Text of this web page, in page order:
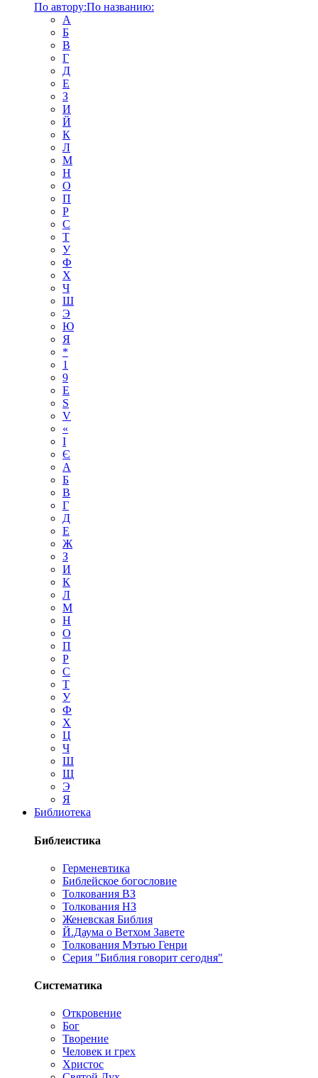
По автору:По названию:
А
Б
В
Г
Д
Е
З
И
Й
К
Л
М
Н
О
П
Р
С
Т
У
Ф
Х
Ч
Ш
Э
Ю
Я
*
1
9
E
S
V
«
І
Є
А
Б
В
Г
Д
Е
Ж
З
И
К
Л
М
Н
О
П
Р
С
Т
У
Ф
Х
Ц
Ч
Ш
Щ
Э
Я
Библиотека
Библеистика
Герменевтика
Библейское богословие
Толкования ВЗ
Толкования НЗ
Женевская Библия
Й.Даума о Ветхом Завете
Толкования Мэтью Генри
Серия "Библия говорит сегодня"
Систематика
Откровение
Бог
Творение
Человек и грех
Христос